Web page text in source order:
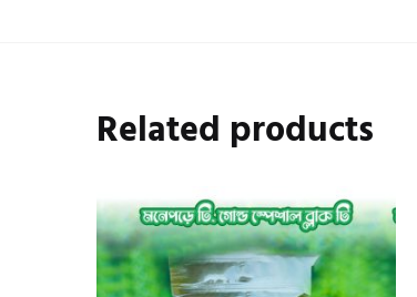
Related products